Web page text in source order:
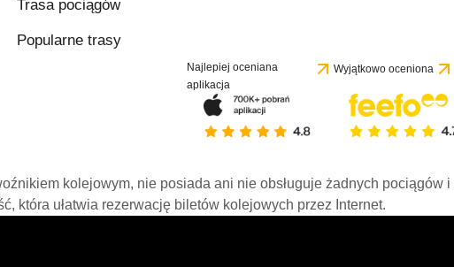
Trasa pociągów
Popularne trasy
Najlepiej oceniana
aplikacja
Wyjątkowo oceniona
kolejowym, nie posiada ani nie obsługuje żadnych pociągów
która ułatwia rezerwację biletów kolejowych przez Internet.